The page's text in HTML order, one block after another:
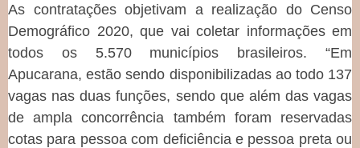
As contratações objetivam a realização do Censo
Demográfico 2020, que vai coletar informações em
todos os 5.570 municípios brasileiros. “Em
Apucarana, estão sendo disponibilizadas ao todo 137
vagas nas duas funções, sendo que além das vagas
de ampla concorrência também foram reservadas
cotas para pessoa com deficiência e pessoa preta ou